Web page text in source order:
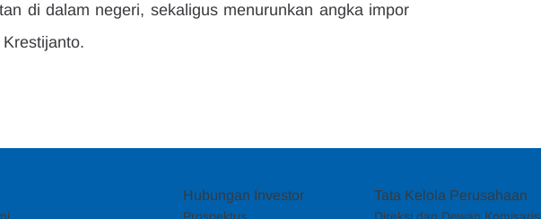
di dalam negeri, sekaligus menurunkan angka impor
Tata Kelola Perusahaan
Hubungan Investor